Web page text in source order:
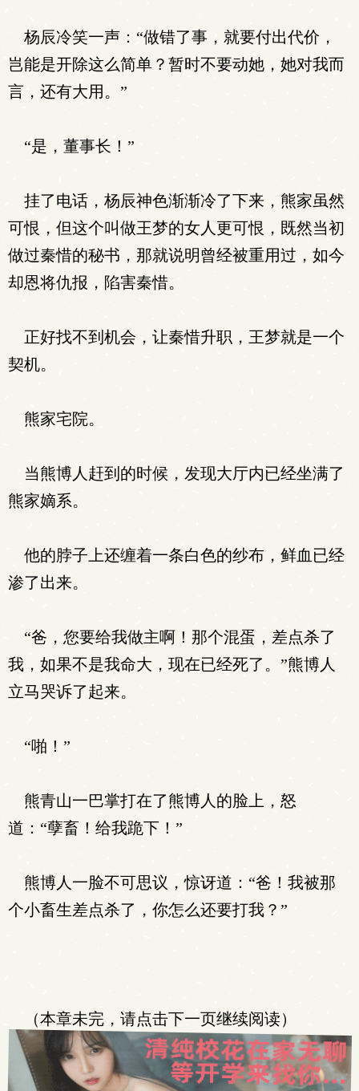
杨辰冷笑一声：“做错了事，就要付出代价，
岂能是开除这么简单？暂时不要动她，她对我而
言，还有大用。”
“是，董事长！”
挂了电话，杨辰神色渐渐冷了下来，熊家虽然
可恨，但这个叫做王梦的女人更可恨，既然当初
做过秦惜的秘书，那就说明曾经被重用过，如今
却恩将仇报，陷害秦惜。
正好找不到机会，让秦惜升职，王梦就是一个
契机。
熊家宅院。
当熊博人赶到的时候，发现大厅内已经坐满了
熊家嫡系。
他的脖子上还缠着一条白色的纱布，鲜血已经
渗了出来。
“爸，您要给我做主啊！那个混蛋，差点杀了
我，如果不是我命大，现在已经死了。”熊博人
立马哭诉了起来。
“啪！”
熊青山一巴掌打在了熊博人的脸上，怒
道：“孽畜！给我跪下！”
熊博人一脸不可思议，惊讶道：“爸！我被那
个小畜生差点杀了，你怎么还要打我？”
（本章未完，请点击下一页继续阅读）